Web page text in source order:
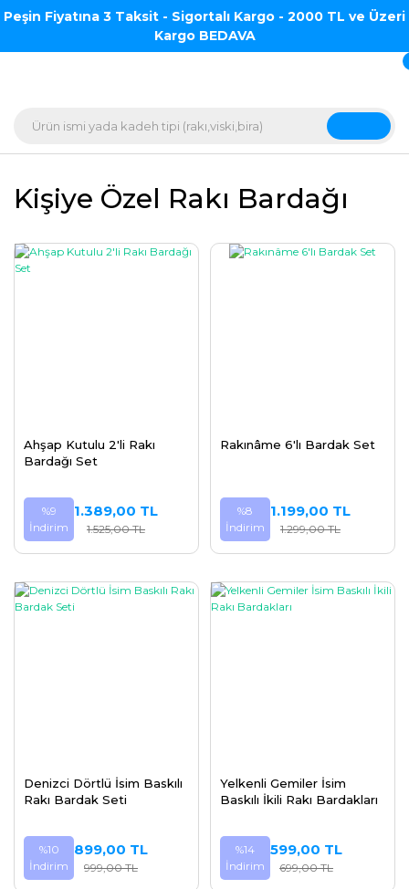
Peşin Fiyatına 3 Taksit - Sigortalı Kargo - 2000 TL ve Üzeri
Kargo BEDAVA
Kişiye Özel Rakı Bardağı
Ahşap Kutulu 2'li Rakı
Bardağı Set
%9
İndirim
1.389,00 TL
1.525,00 TL
Rakınâme 6'lı Bardak Set
%8
İndirim
1.199,00 TL
1.299,00 TL
Denizci Dörtlü İsim Baskılı
Rakı Bardak Seti
%10
İndirim
899,00 TL
999,00 TL
Yelkenli Gemiler İsim
Baskılı İkili Rakı Bardakları
%14
İndirim
599,00 TL
699,00 TL